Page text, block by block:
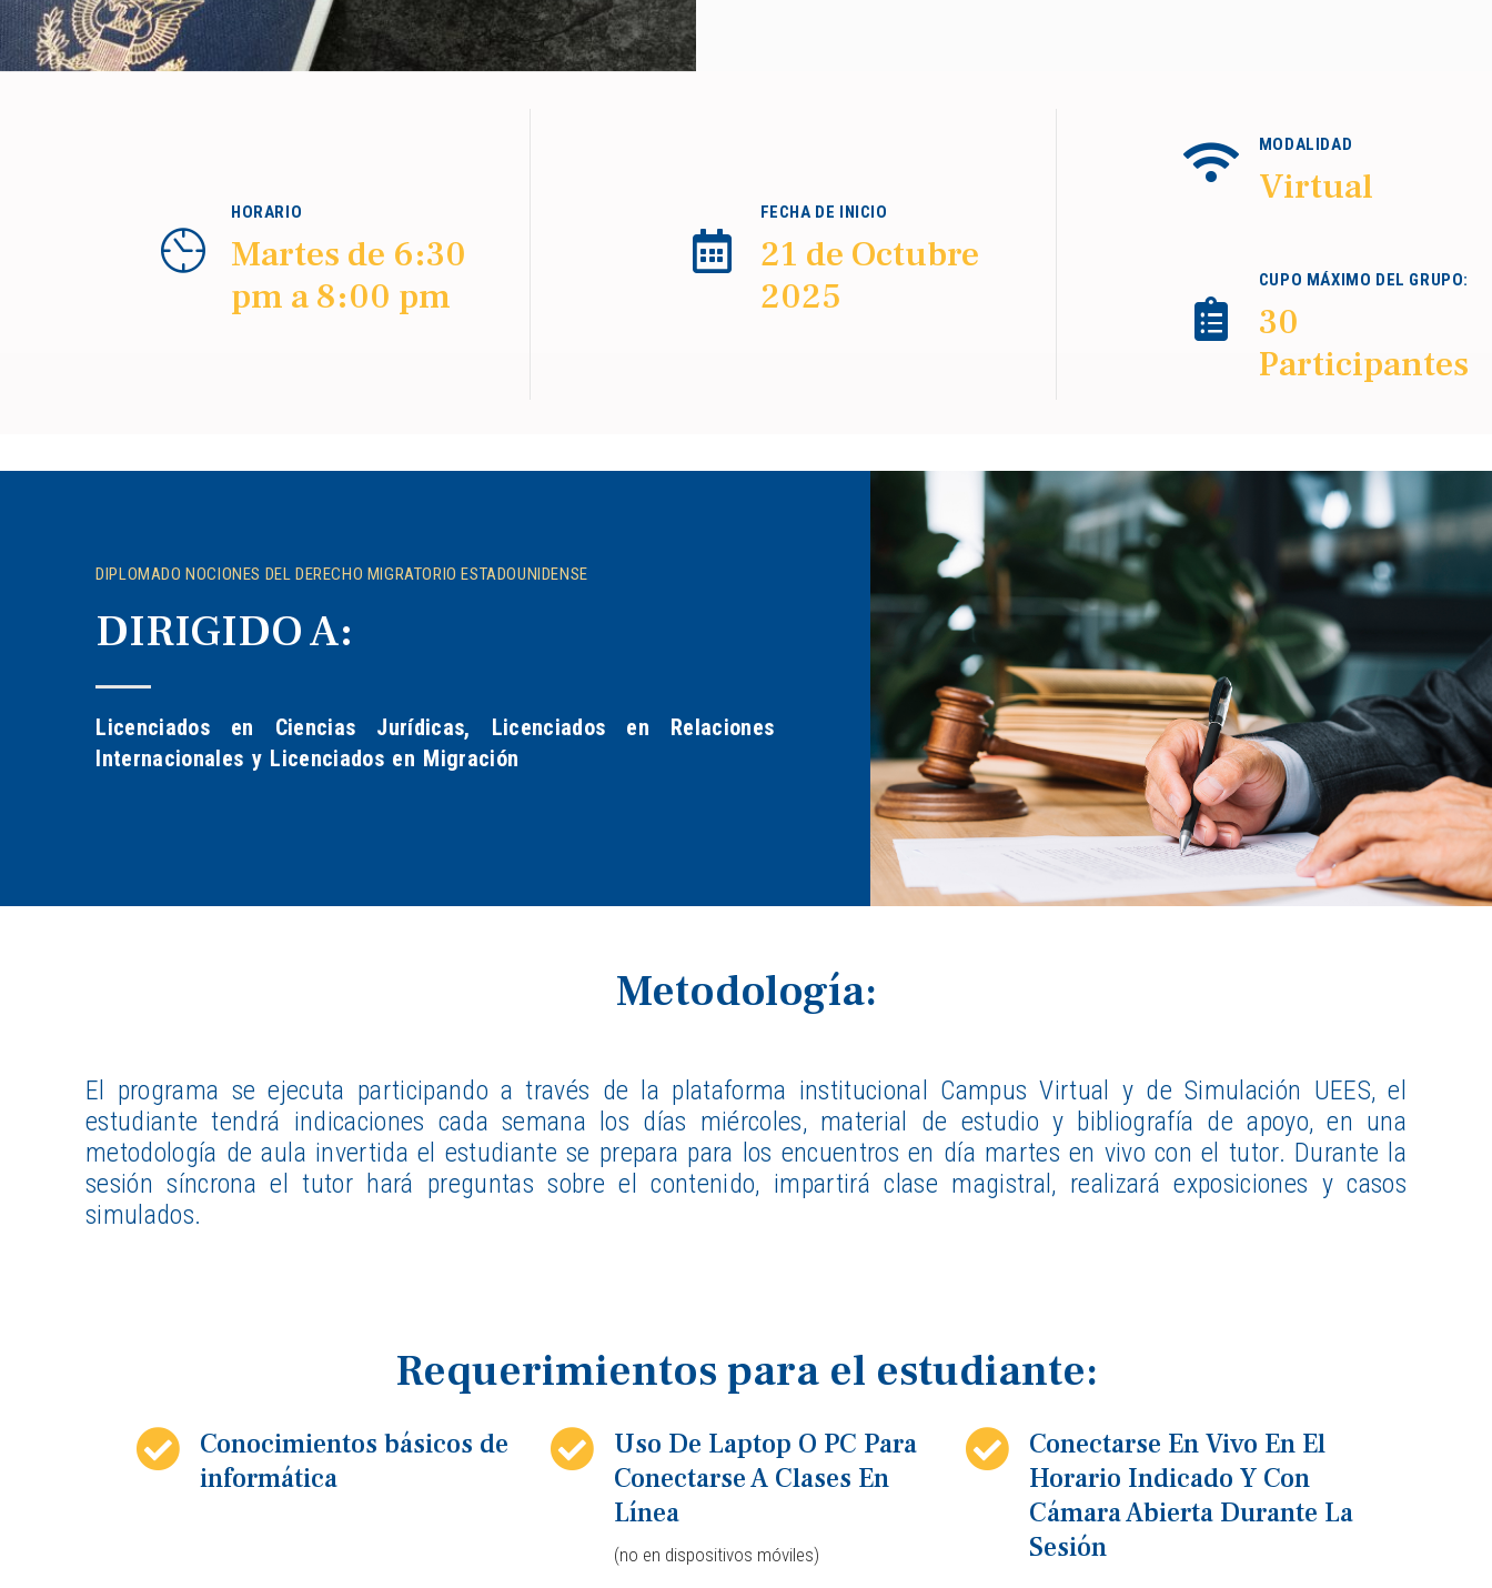
HORARIO
Martes de 6:30
pm a 8:00 pm
FECHA DE INICIO
21 de Octubre
2025
MODALIDAD
Virtual
CUPO MÁXIMO DEL GRUPO:
30
Participantes
DIPLOMADO NOCIONES DEL DERECHO MIGRATORIO ESTADOUNIDENSE
DIRIGIDO A:
Licenciados en Ciencias Jurídicas, Licenciados en Relaciones
Internacionales y Licenciados en Migración
Metodología:
El programa se ejecuta participando a través de la plataforma institucional Campus Virtual y de Simulación UEES, el
estudiante tendrá indicaciones cada semana los días miércoles, material de estudio y bibliografía de apoyo, en una
metodología de aula invertida el estudiante se prepara para los encuentros en día martes en vivo con el tutor. Durante la
sesión síncrona el tutor hará preguntas sobre el contenido, impartirá clase magistral, realizará exposiciones y casos
simulados.
Requerimientos para el estudiante:
Conocimientos básicos de
informática
Uso De Laptop O PC Para
Conectarse A Clases En
Línea
(no en dispositivos móviles)
Conectarse En Vivo En El
Horario Indicado Y Con
Cámara Abierta Durante La
Sesión